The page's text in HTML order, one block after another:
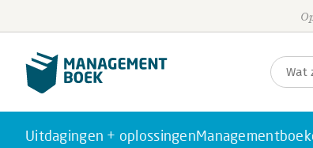
Uitdagingen + oplossingen